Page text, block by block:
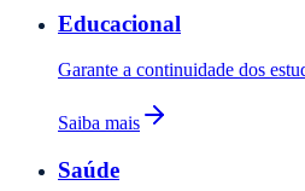
Educacional
Garante a continuidade dos
Saiba mais
Saúde